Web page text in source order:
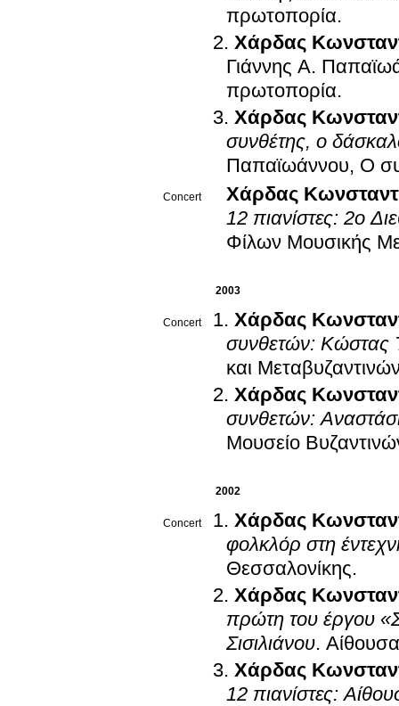
πρωτοπορία.
Χάρδας
Γιάννης Α.
πρωτοπορία.
Χάρδας
συνθέτης, ο
Παπαϊωάννου, Ο
Concert
Χάρδας
12 πιανίστες: 2ο
Φίλων Μουσικής
2003
Concert
Χάρδας
συνθετών: Κώστας
και
Χάρδας
συνθετών:
Μουσείο
2002
Concert
Χάρδας
φολκλόρ στη
Θεσσαλονίκης.
Χάρδας
πρώτη του έργου
Σισιλιάνου.
Χάρδας
12 πιανίστες: